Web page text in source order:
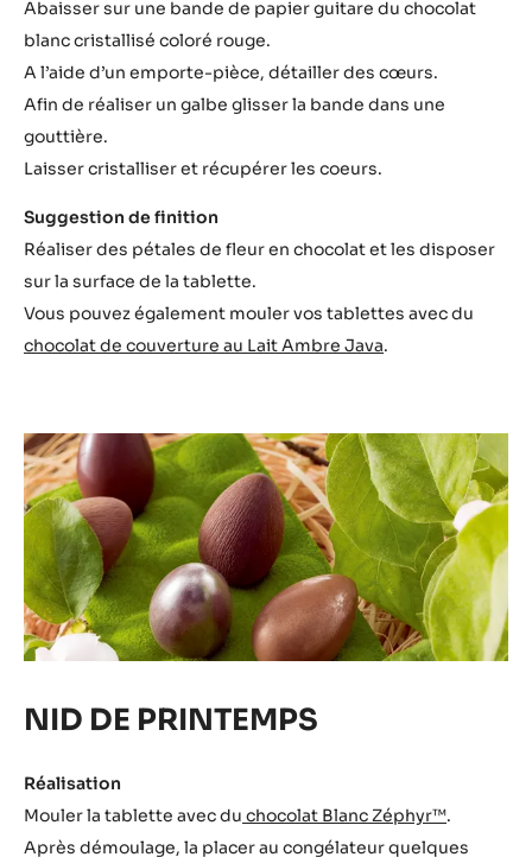
Mouler la tablette avec duchocolat de couverture Noir
70% Ocoa™.
Assemblage
Utiliser un chocolat de couverture noir cristallisé pour
Laisser cristalliser.
Astuce du Chef
Abaisser sur une bande de papier guitare du chocolat
blanc cristallisé coloré rouge.
gouttière.
Laisser cristalliser et récupérer les coeurs.
Suggestion de finition
Réaliser des pétales de fleur en chocolat et les disposer
sur la surface de la tablette.
Vous pouvez également mouler vos tablettes avec du
chocolat de couverture au Lait Ambre Java.